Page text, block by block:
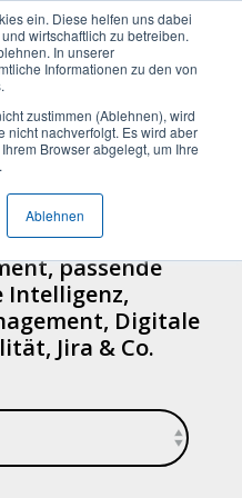
ein. Diese helfen uns dabei
wirtschaftlich zu betreiben.
In unserer
Informationen zu den von
zustimmen (Ablehnen), wird
nicht nachverfolgt. Es wird aber
Browser abgelegt, um Ihre
Ablehnen
+49 (0) 89 512 65 100
Produkte
und
Management
Portfolio-
&
Management
Branchen
Software
Machen
Sie
den
ersten
Schritt
zu
mehr
Effizienz!
neugierig,
Machen
Sie
den
ersten
Schritt
zu
mehr
Effizienz!
neugierig,
Machen
Sie
den
ersten
Schritt
zu
mehr
Effizienz!
neugierig,
über
passende
Intelligenz,
Digitale
Jira & Co.